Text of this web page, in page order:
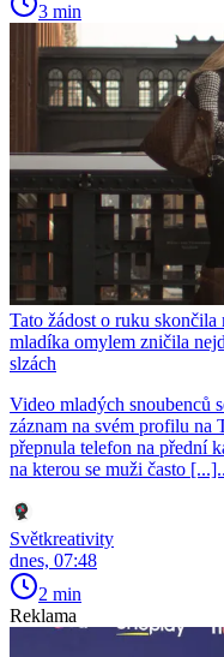
3 min
Tato žádost o ruku
mladíka omylem zničila
slzách
Video mladých snoubenců
záznam na svém profilu
přepnula telefon na přední
na kterou se muži často
Světkreativity
dnes, 07:48
2 min
Reklama